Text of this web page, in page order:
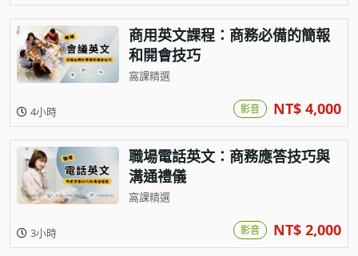
商用英文課程：商務必備的簡報
和開會技巧
窩課精選
4小時 影音 NT$ 4,000
職場電話英文：商務應答技巧與
溝通禮儀
窩課精選
3小時 影音 NT$ 2,000